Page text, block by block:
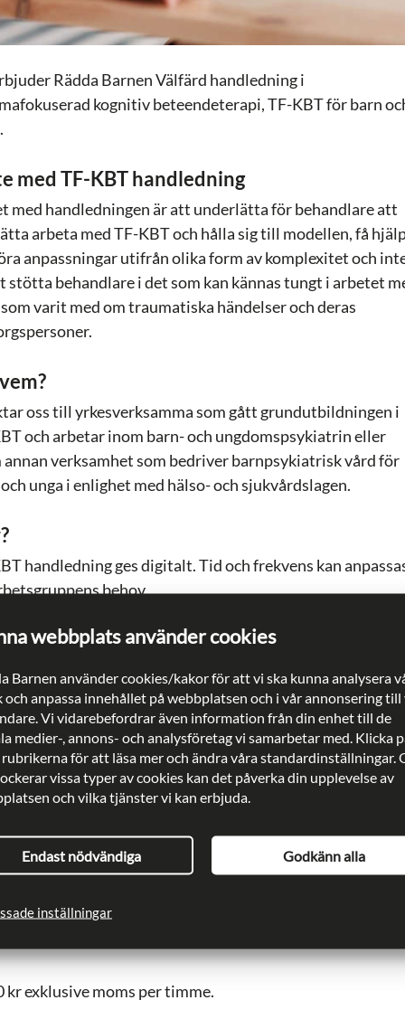
webbplats använder cookies
Barnen använder cookies/kakor för att vi ska kunna analysera
anpassa innehållet på webbplatsen och i vår annonsering till
Vi vidarebefordrar även information från din enhet till de
medier-, annons- och analysföretag vi samarbetar med. Klicka
för att läsa mer och ändra våra standardinställningar.
vissa typer av cookies kan det påverka din upplevelse av
och vilka tjänster vi kan erbjuda.
inställningar
Endast nödvändiga Godkänn alla
Rädda Barnen Välfärd handledning i
kognitiv beteendeterapi, TF-KBT för barn
med TF-KBT handledning
med handledningen är att underlätta för behandlare att
arbeta med TF-KBT och hålla sig till modellen, få
anpassningar utifrån olika form av komplexitet och
stötta behandlare i det som kan kännas tungt i arbetet
varit med om traumatiska händelser och deras
oss till yrkesverksamma som gått grundutbildningen i
och arbetar inom barn- och ungdomspsykiatrin eller
annan verksamhet som bedriver barnpsykiatrisk vård för
unga i enlighet med hälso- och sjukvårdslagen.
handledning ges digitalt. Tid och frekvens kan
behov.
Vill du diskutera ett upplägg som passar
din verksamhet?
Kontakta oss
deltagare:
om 4 - 8 deltagare.
kr exklusive moms per timme.